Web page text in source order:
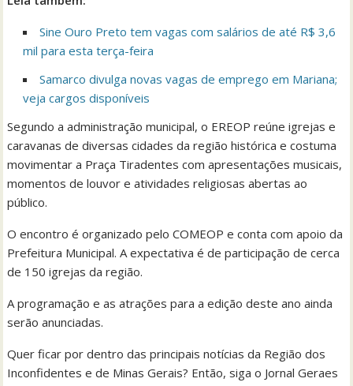
Sine Ouro Preto tem vagas com salários de até R$ 3,6
mil para esta terça-feira
Samarco divulga novas vagas de emprego em Mariana;
veja cargos disponíveis
Segundo a administração municipal, o EREOP reúne igrejas e
caravanas de diversas cidades da região histórica e costuma
movimentar a Praça Tiradentes com apresentações musicais,
momentos de louvor e atividades religiosas abertas ao
público.
O encontro é organizado pelo COMEOP e conta com apoio da
Prefeitura Municipal. A expectativa é de participação de cerca
de 150 igrejas da região.
A programação e as atrações para a edição deste ano ainda
serão anunciadas.
Quer ficar por dentro das principais notícias da Região dos
Inconfidentes e de Minas Gerais? Então, siga o Jornal Geraes